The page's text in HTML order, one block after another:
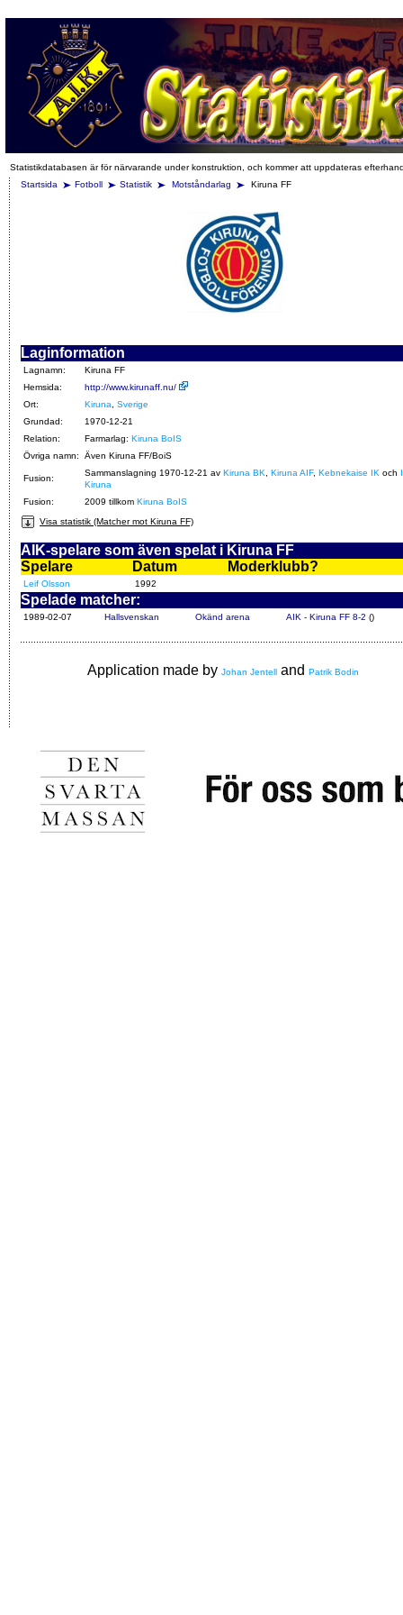
Statistikdatabasen är för närvarande under konstruktion, och kommer att uppdateras
Startsida
Fotboll Statistik Motståndarlag Kiruna FF
Laginformation
Lagnamn:
Kiruna FF
Hemsida:
http://www.kirunaff.nu/
Ort:
Kiruna
Sverige
Grundad:
1970-12-21
Relation:
Farmarlag: Kiruna BoIS
Övriga namn:
Även Kiruna FF/BoiS
Fusion:
Sammanslagning 1970-12-21 av Kiruna BK Kiruna AIF, Kebnekaise IK och
Kiruna
Fusion:
2009 tillkom Kiruna BoIS
Visa statistik (Matcher mot Kiruna FF)
AIK-spelare som även spelat i Kiruna FF
Spelare
Datum Moderklubb?
Leif Olsson 1992
Spelade matcher:
1989-02-07 Hallsvenskan Okänd arena AIK - Kiruna FF 8-2 ()
Application made by Johan Jentell and Patrik Bodin